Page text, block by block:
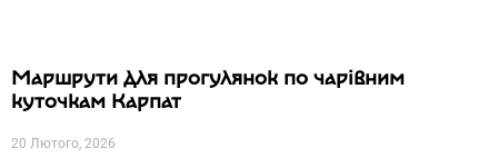
Маршрути для прогулянок по чарівним
куточкам Карпат
20 Лютого, 2026